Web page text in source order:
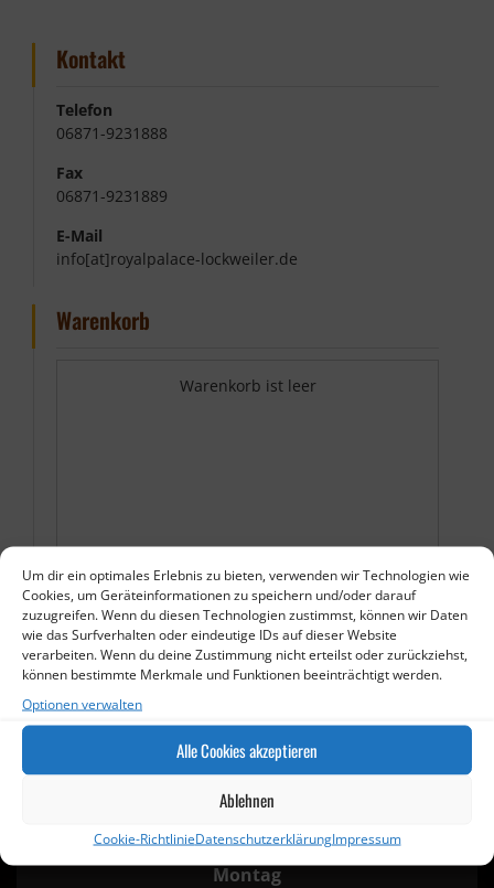
Um dir ein optimales Erlebnis zu bieten, verwenden wir Technologien wie
Cookies, um Geräteinformationen zu speichern und/oder darauf
zuzugreifen. Wenn du diesen Technologien zustimmst, können wir Daten
wie das Surfverhalten oder eindeutige IDs auf dieser Website
verarbeiten. Wenn du deine Zustimmung nicht erteilst oder zurückziehst,
können bestimmte Merkmale und Funktionen beeinträchtigt werden.
Optionen verwalten
Alle Cookies akzeptieren
Ablehnen
Cookie-RichtlinieDatenschutzerklärungImpressum
Kontakt
Telefon
06871-9231888
Fax
06871-9231889
E-Mail
info[at]royalpalace-lockweiler.de
Warenkorb
Warenkorb ist leer
Ich möchte die Bestellung abholen
Öffnungszeiten
Montag